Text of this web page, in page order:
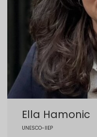
Ella Hamonic
UNESCO-IIEP